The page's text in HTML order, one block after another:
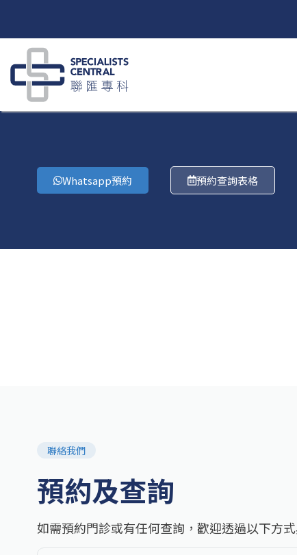
content
Whatsapp預約 預約查詢表格
聯絡我們
預約及查詢
如需預約門診或有任何查詢，歡迎透過以下方